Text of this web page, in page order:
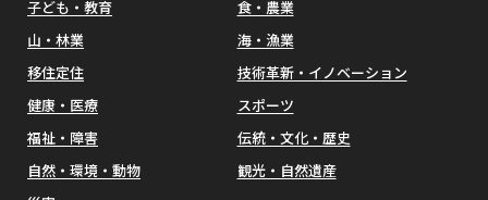
子ども・教育
食・農業
山・林業
海・漁業
移住定住
技術革新・イノベーション
健康・医療
スポーツ
福祉・障害
伝統・文化・歴史
自然・環境・動物
観光・自然遺産